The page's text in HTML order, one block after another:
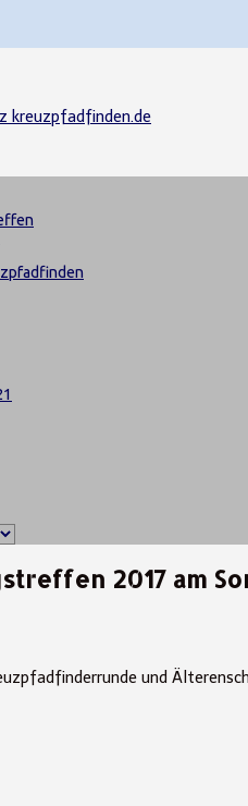
kreuzpfadfinden.de
2017 am
und